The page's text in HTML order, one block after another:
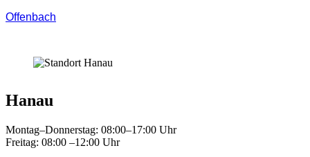
Offenbach
Hanau
Montag–Donnerstag: 08:00–17:00 Uhr
Freitag: 08:00 –12:00 Uhr